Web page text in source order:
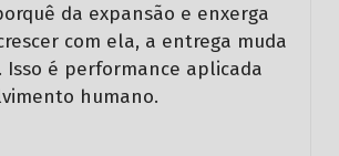
da expansão e enxerga
com ela, a entrega muda
Isso é performance aplicada
humano.